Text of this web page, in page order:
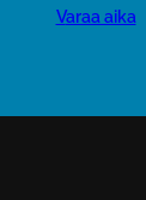
varaa aika